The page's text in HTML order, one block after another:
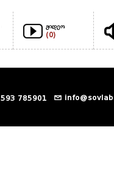
ვიდეო
(0)
593 785901